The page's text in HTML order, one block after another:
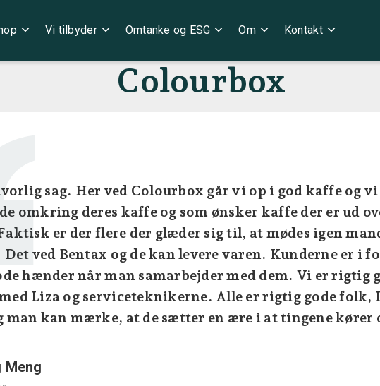
expand_more Vi tilbyderexpand_more Omtanke og ESG expand_more Omexpand_more Kontaktexpand_more
Colourbox
sag. Her ved Colourbox går vi op i god kaffe og vi
omkring deres kaffe og som ønsker kaffe der er ud
er der flere der glæder sig til, at mødes igen
ved Bentax og de kan levere varen. Kunderne er i
hænder når man samarbejder med dem. Vi er rigtig
Liza og serviceteknikerne. Alle er rigtig gode folk,
man kan mærke, at de sætter en ære i at tingene
Meng